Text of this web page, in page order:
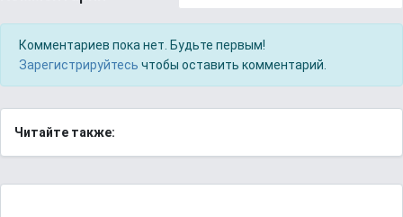
Комментариев пока нет. Будьте первым!
Зарегистрируйтесь чтобы оставить комментарий.
Читайте также: